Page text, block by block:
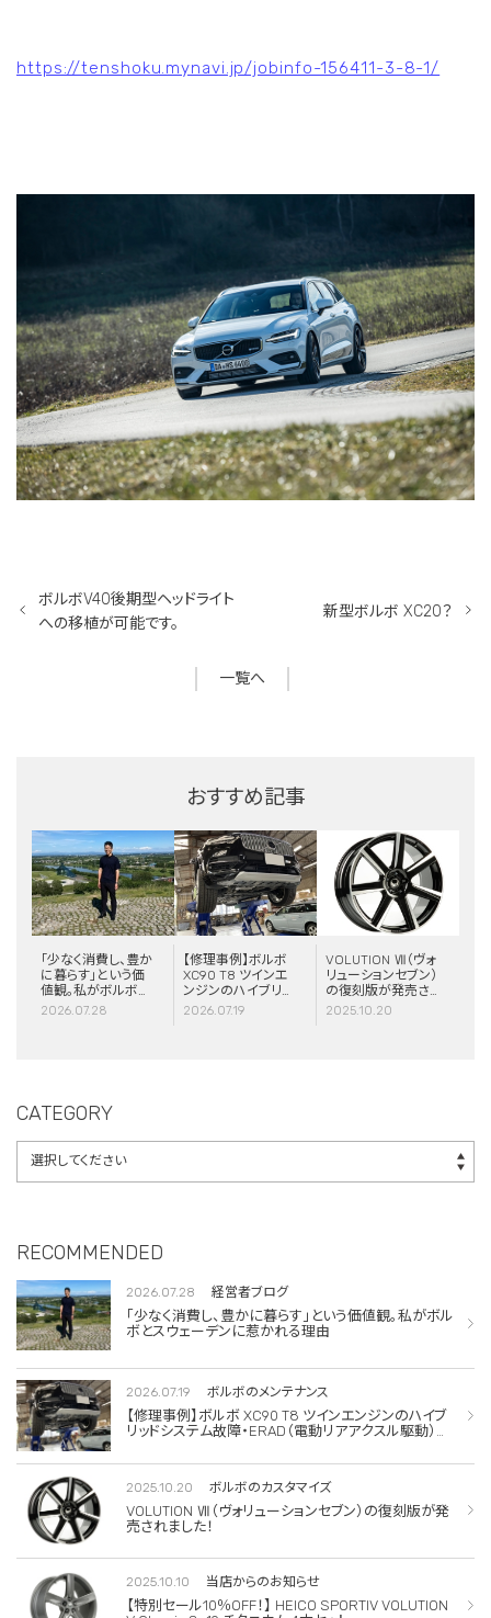
https://tenshoku.mynavi.jp/jobinfo-156411-3-8-1/
ボルボV40後期型ヘッドライト
への移植が可能です。
一覧へ
新型ボルボ XC20？
おすすめ記事
「少なく消費し、豊か
に暮らす」という価
値観。私がボルボと
スウェーデンに惹か
2026.07.28
【修理事例】ボルボ
XC90 T8 ツインエ
ンジンのハイブリッ
ドシステム故障・
2026.07.19
VOLUTION Ⅶ（ヴォ
リューションセブン）
の復刻版が発売さ
れました！
2025.10.20
CATEGORY
RECOMMENDED
2026.07.28 経営者ブログ
「少なく消費し、豊かに暮らす」という価値観。私がボル
ボとスウェーデンに惹かれる理由
2026.07.19 ボルボのメンテナンス
【修理事例】ボルボ XC90 T8 ツインエンジンのハイブ
リッドシステム故障・ERAD（電動リアアクスル駆動）交
2025.10.20 ボルボのカスタマイズ
VOLUTION Ⅶ（ヴォリューションセブン）の復刻版が発
売されました！
2025.10.10 当店からのお知らせ
【特別セール10％OFF！】 HEICO SPORTIV VOLUTION